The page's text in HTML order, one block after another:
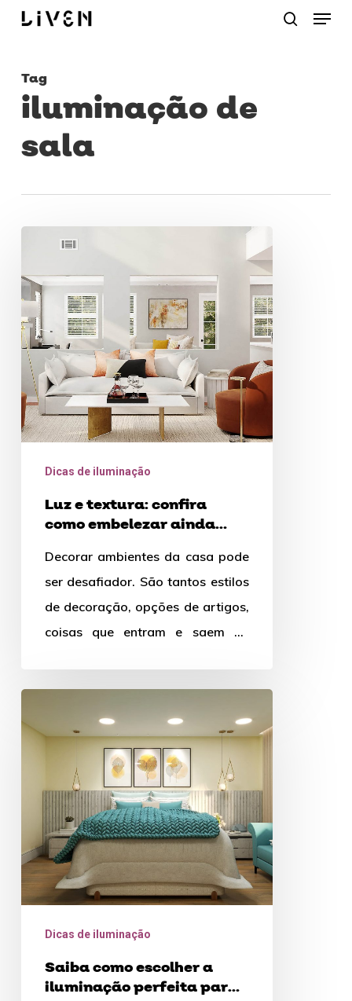
Skip
content
Menu
Tag
iluminação de
sala
textura:
confira
como
embelezar
ainda
mais
cada
ambienteDicas de iluminação
Luz e textura: confira
como embelezar ainda
Decorar ambientes da casa pode
ser desafiador. São tantos estilos
de decoração, opções de artigos,
coisas que entram e saem de
como
iluminação
perfeita
para
sua
casa
Dicas de iluminação
Saiba como escolher a
iluminação perfeita para